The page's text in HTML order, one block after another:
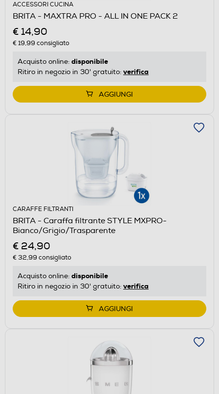
ACCESSORI CUCINA
BRITA - MAXTRA PRO - ALL IN ONE PACK 2
€ 14,90
€ 19,99 consigliato
Acquisto online: disponibile
Ritiro in negozio in 30' gratuito: verifica
AGGIUNGI
CARAFFE FILTRANTI
BRITA - Caraffa filtrante STYLE MXPRO-
Bianco/Grigio/Trasparente
€ 24,90
€ 32,99 consigliato
Acquisto online: disponibile
Ritiro in negozio in 30' gratuito: verifica
AGGIUNGI